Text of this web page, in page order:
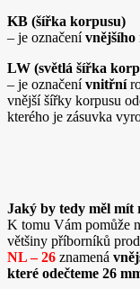
KB (šířka korpusu)
– je označenívnějšího
LW (světlá šířka
– je označenívnitřní
vnější šířky korpusu
kterého je zásuvka
Jaký by tedy měl
K tomu Vám pomůže
většiny příborníků
NL – 26 znamená
které odečteme 26